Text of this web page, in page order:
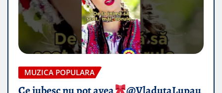
MUZICA POPULARA